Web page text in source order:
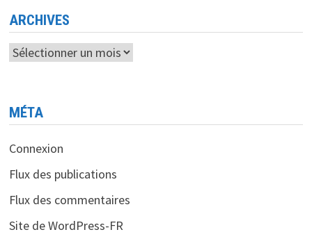
ARCHIVES
Archives
MÉTA
Connexion
Flux des publications
Flux des commentaires
Site de WordPress-FR